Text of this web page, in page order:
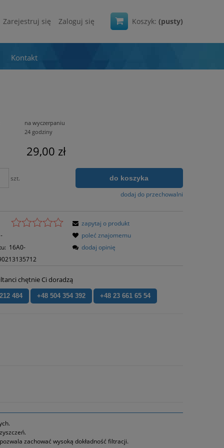
Koszyk: (pusty)
Zarejestruj się Zaloguj się
Kontakt
na wyczerpaniu
24 godziny
29,00 zł
szt. do koszyka
dodaj do przechowalni
-
16A0-
zapytaj o produkt
poleć znajomemu
dodaj opinię
chętnie Ci doradzą
484 +48 504 354 392 +48 23 661 65 54
zachować wysoką dokładność filtracji.